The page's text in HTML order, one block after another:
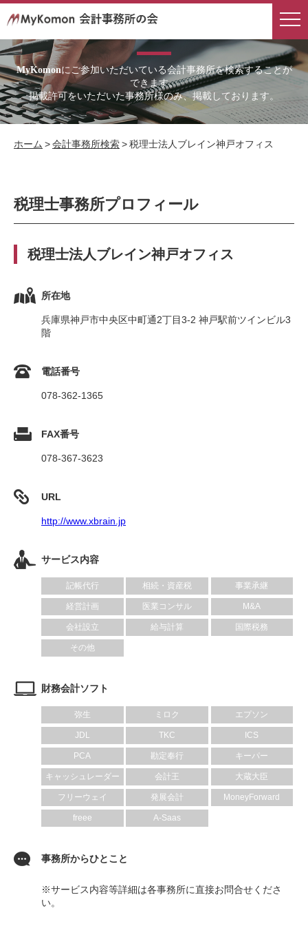
MyKomonにご参加いただいている会計事務所を検索することが
できます。
掲載許可をいただいた事務所様のみ、掲載しております。
ホーム >会計事務所検索>税理士法人ブレイン神戸オフィス
税理士事務所プロフィール
税理士法人ブレイン神戸オフィス
所在地
兵庫県神戸市中央区中町通2丁目3-2 神戸駅前ツインビル3
階
電話番号
078-362-1365
FAX番号
078-367-3623
URL
http://www.xbrain.jp
サービス内容
記帳代行 相続・資産税 事業承継
経営計画 医業コンサル M&A
会社設立 給与計算 国際税務
その他
財務会計ソフト
弥生 ミロク エプソン
JDL TKC ICS
PCA 勘定奉行 キーパー
キャッシュレーダー 会計王 大蔵大臣
フリーウェイ 発展会計 MoneyForward
freee A-Saas
事務所からひとこと
※サービス内容等詳細は各事務所に直接お問合せくださ
い。